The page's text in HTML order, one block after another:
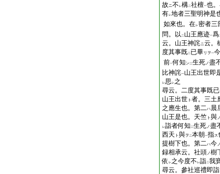
故ニ不 レ構二社檀一也
有レ地者三聖明神是
如來也。在レ密者三
問。以 二 山王應迹一爲
云。山王神詫ニ云。
度其事既二 已畢 リヲ一今
前一何知 ン二生死ノ盡
比神詫一山王出世即
レ思 レ之
尋云。二度其事既
山王出世 ト 者。三土
之應生也。第二ハ晨
山王是也。天竺 ト 與
レ詣者何知 二生死ノ盡
西天 ト 與ヲ 二本朝一指ス
提樹下也。第二ハ今
録相承云。社頭ノ樹
依 レ之今度不 レ詣二我
尋云。參社巡禮即